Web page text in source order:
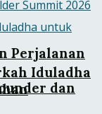
Perjalanan
dan
Iduladha